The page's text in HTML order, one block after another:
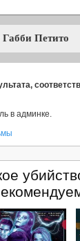
в админке.